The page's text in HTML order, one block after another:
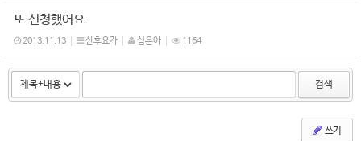
또 신청했어요
2013.11.13 산후요가 심은아 1164
검색
쓰기